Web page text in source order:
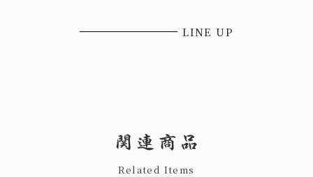
LINE UP
Related Items